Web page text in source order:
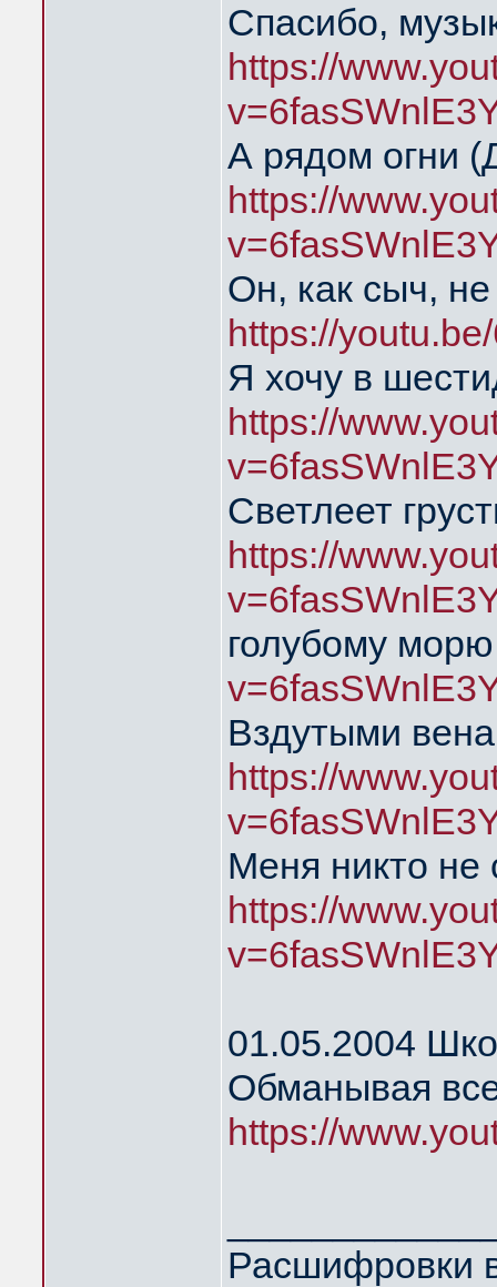
Спасибо,
https://
А рядом огни
https://
Он, как сыч,
https://
Я хочу в
https://
Светлеет
https://
голубому
Вздутыми
https://
Меня никто
https://
01.05.2004
Обманывая
https://
Расшифровки